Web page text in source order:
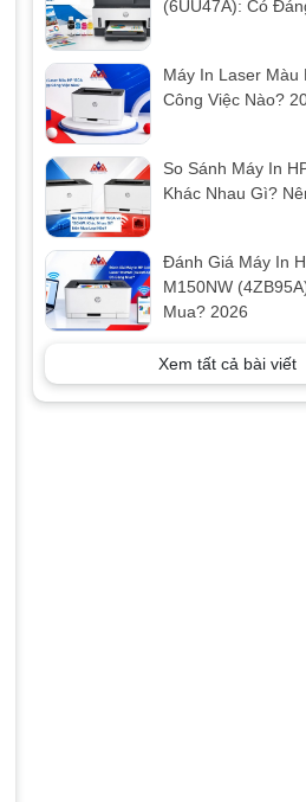
(6UU47A): Có
Máy In Laser Màu
Công Việc Nào?
So Sánh Máy In
Khác Nhau Gì?
Đánh Giá Máy In
M150NW
Mua? 2026
Xem tất cả bài viết